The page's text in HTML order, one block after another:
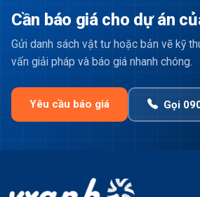
Cần báo giá cho dự án
Gửi danh sách vật tư hoặc bản vẽ kỹ
vấn giải pháp và báo giá nhanh chóng.
Yêu cầu báo giá Gọi